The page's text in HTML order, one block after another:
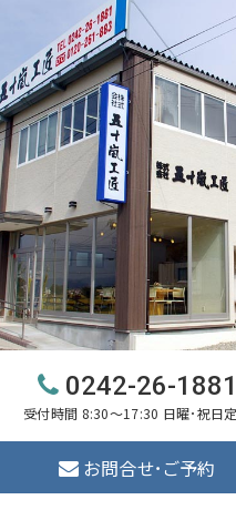
0242-26-1881
受付時間 8:30～17:30 日曜･祝日
お問合せ･ご予約